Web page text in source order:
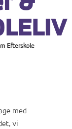
Efterskole
med
vi